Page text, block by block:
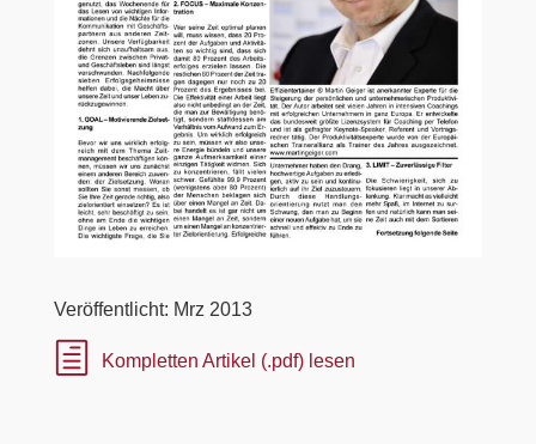
Veröffentlicht: Mrz 2013
h Kompletten Artikel (.pdf) lesen